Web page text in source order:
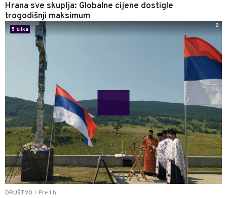
Hrana sve skuplja: Globalne cijene dostigle
trogodišnji maksimum
DRUŠTVO Pre 1 h
5 slika
0